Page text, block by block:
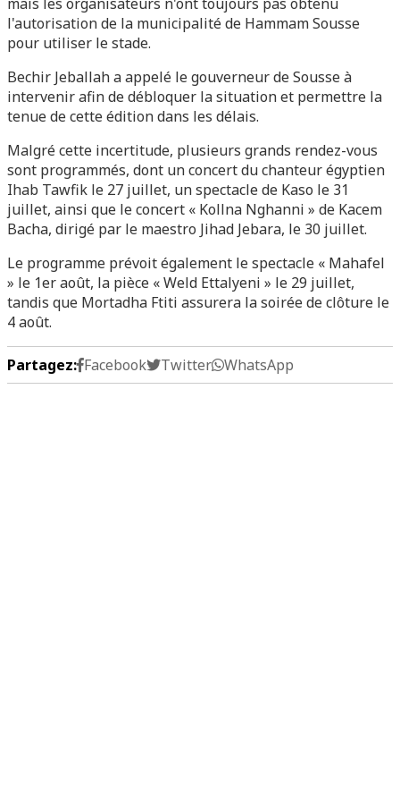
l'autorisation de la municipalité de Hammam Sousse
pour utiliser le stade.
Bechir Jeballah a appelé le gouverneur de Sousse à
intervenir afin de débloquer la situation et permettre la
tenue de cette édition dans les délais.
Malgré cette incertitude, plusieurs grands rendez-vous
sont programmés, dont un concert du chanteur égyptien
Ihab Tawfik le 27 juillet, un spectacle de Kaso le 31
juillet, ainsi que le concert « Kollna Nghanni » de Kacem
Bacha, dirigé par le maestro Jihad Jebara, le 30 juillet.
Le programme prévoit également le spectacle « Mahafel
» le 1er août, la pièce « Weld Ettalyeni » le 29 juillet,
tandis que Mortadha Ftiti assurera la soirée de clôture le
4 août.
Partagez: Facebook Twitter WhatsApp